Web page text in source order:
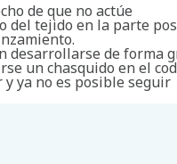
de que no actúe
del tejido en la parte
desarrollarse de forma
un chasquido en el
ya no es posible seguir